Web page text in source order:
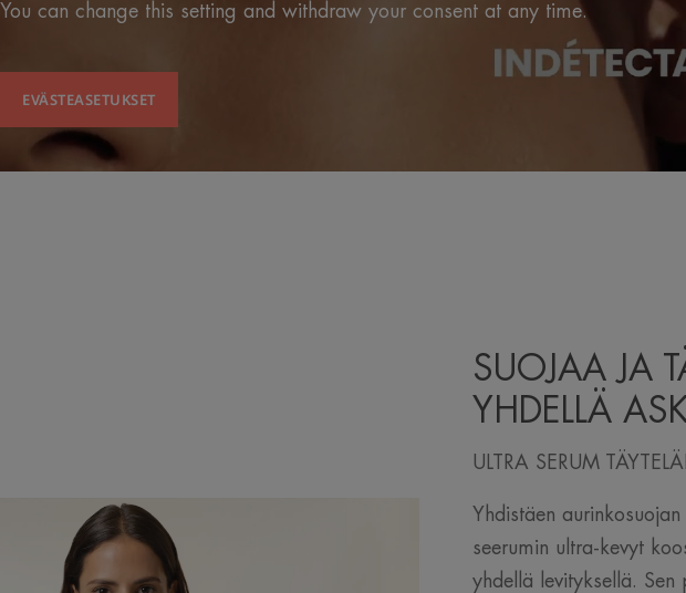
You can change this setting and withdraw your consent at any time.
EVÄSTEASETUKSET
SUOJAA JA
YHDELLÄ
ULTRA SERUM
Yhdistäen
seerumin ultra-kevyt
yhdellä levityksellä.